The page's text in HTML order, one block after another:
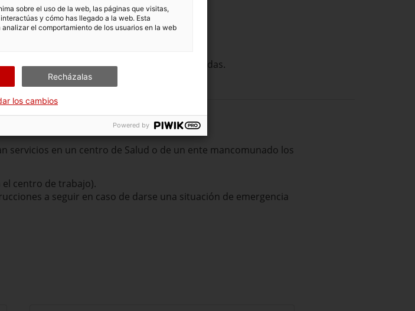
de 10 días hábiles de antelación.
no se podrán realizar las tareas contratadas.
servicios en un centro de Salud o de un ente mancomunado los
el centro de trabajo).
a seguir en caso de darse una situación de emergencia
sobre el uso de la web, las páginas que visitas,
y cómo has llegado a la web. Esta
el comportamiento de los usuarios en la web
Recházalas
los cambios
Powered by